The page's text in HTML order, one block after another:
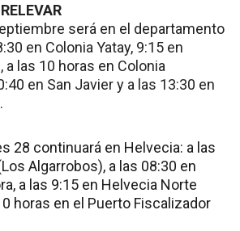
será en el departamento
en Colonia Yatay, 9:15 en
a las 10 horas en Colonia
en San Javier y a las 13:30 en
28 continuará en Helvecia: a las
Algarrobos), a las 08:30 en
a las 9:15 en Helvecia Norte
horas en el Puerto Fiscalizador